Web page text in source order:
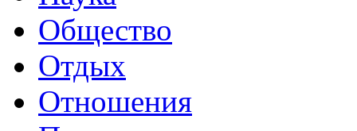
Общество
Отдых
Отношения